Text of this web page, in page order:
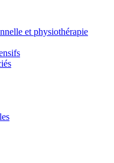
et physiothérapie